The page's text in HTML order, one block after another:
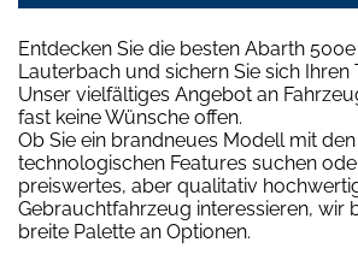
Entdecken Sie die besten Abarth
Lauterbach und sichern Sie sich Ihren
Unser vielfältiges Angebot an
fast keine Wünsche offen.
Ob Sie ein brandneues Modell mit
technologischen Features suchen
preiswertes, aber qualitativ
Gebrauchtfahrzeug interessieren, wir
breite Palette an Optionen.